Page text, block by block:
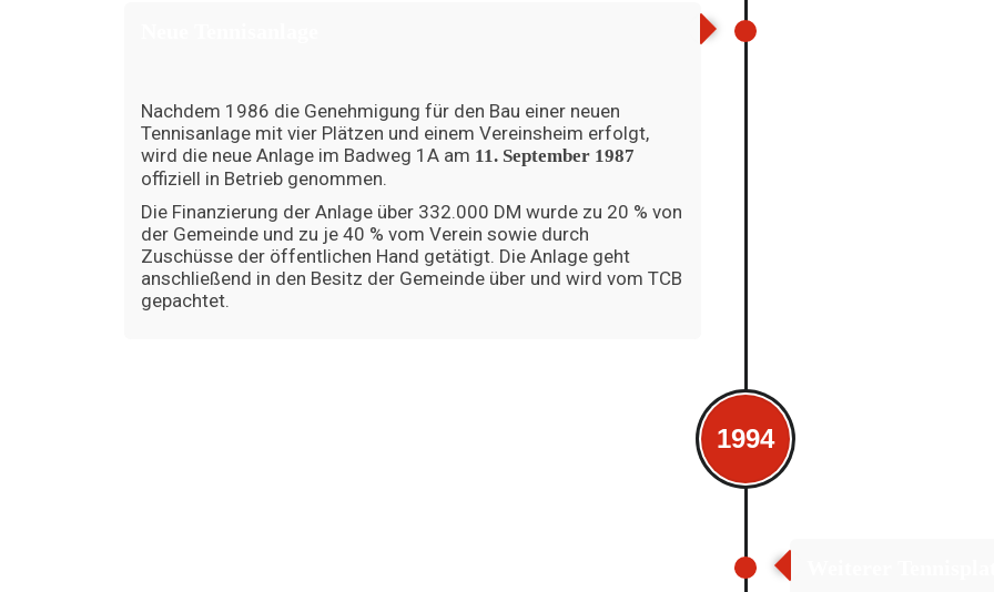
Nachdem 1986 die Genehmigung für den Bau einer neuen
Tennisanlage mit vier Plätzen und einem Vereinsheim erfolgt,
wird die neue Anlage im Badweg 1A am 11. September 1987
offiziell in Betrieb genommen.
Die Finanzierung der Anlage über 332.000 DM wurde zu 20 % von
der Gemeinde und zu je 40 % vom Verein sowie durch
Zuschüsse der öffentlichen Hand getätigt. Die Anlage geht
anschließend in den Besitz der Gemeinde über und wird vom TCB
gepachtet.
1994